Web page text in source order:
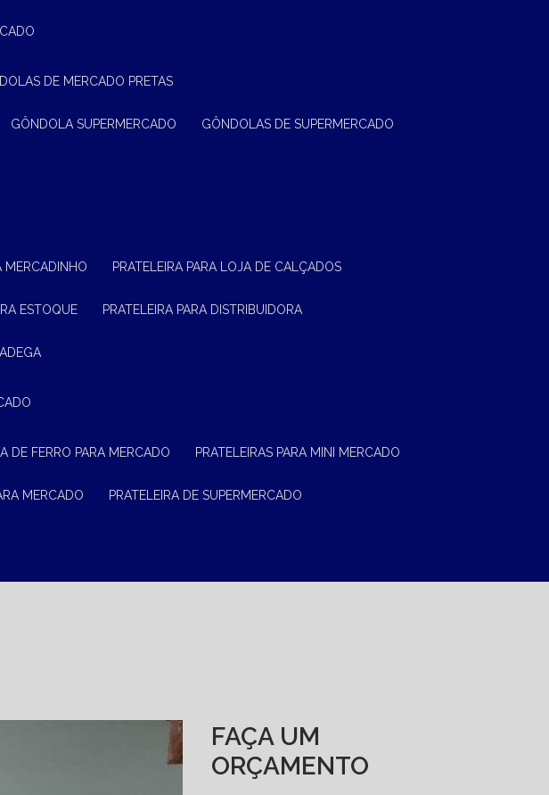
DE MERCADO PRETAS
GÔNDOLA SUPERMERCADO GÔNDOLAS DE SUPERMERCADO
MERCADINHO PRATELEIRA PARA LOJA DE CALÇADOS
ESTOQUE PRATELEIRA PARA DISTRIBUIDORA
ADEGA
DE FERRO PARA MERCADO PRATELEIRAS PARA MINI MERCADO
MERCADO PRATELEIRA DE SUPERMERCADO
FAÇA UM
ORÇAMENTO